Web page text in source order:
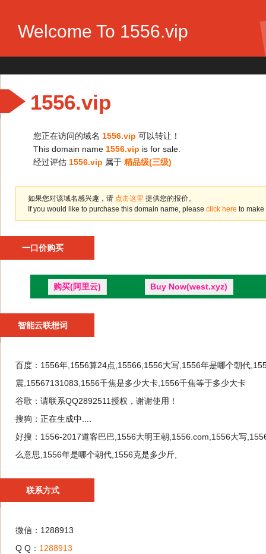
Welcome To 1556.vip
1556.vip
您正在访问的域名 1556.vip 可以转让！
This domain name 1556.vip is for sale.
经过评估 1556.vip 属于 精品级(三级)
如果您对该域名感兴趣，请 点击这里 提供您的报价。
If you would like to purchase this domain name, please click here to make
一口价购买
购买(阿里云) Buy Now(west.xyz)
智能云联想词
百度： 1556年,1556算24点,15566,1556大写,1556年是哪个朝代
震,15567131083,1556千焦是多少大卡,1556千焦等于多少大卡
谷歌： 请联系QQ2892511授权，谢谢使用！
搜狗： 正在生成中....
好搜： 1556-2017道客巴巴,1556大明王朝,1556.com,1556大写
么意思,1556年是哪个朝代,1556克是多少斤,
联系方式
微信：1288913
Q Q： 1288913